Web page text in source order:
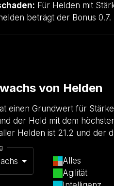
Für Helden mit
beträgt der Bonus 0.7.
von Helden
einen Grundwert für
der Held mit dem
Helden ist 21.2 und der
Alles
Agilität